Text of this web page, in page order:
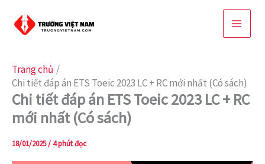
Trang chủ
Chi tiết đáp án ETS Toeic 2023 LC + RC mới nhất (Có sách)
Chi tiết đáp án ETS Toeic 2023 LC + RC
mới nhất (Có sách)
18/01/2025/4 phút đọc